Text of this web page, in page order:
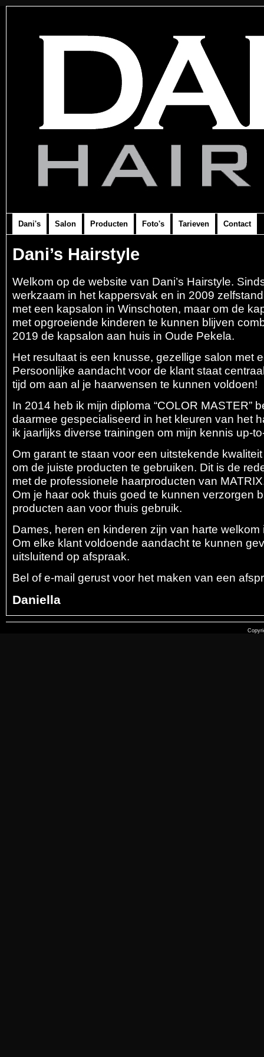
Dani's Salon Producten Foto's Tarieven Contact
Dani’s Hairstyle
Welkom op de website van Dani’s Hairstyle.
werkzaam in het kappersvak en in 2009
met een kapsalon in Winschoten, maar om de
met opgroeiende kinderen te kunnen blijven
2019 de kapsalon aan huis in Oude Pekela.
Het resultaat is een knusse, gezellige salon met
Persoonlijke aandacht voor de klant staat
tijd om aan al je haarwensen te kunnen voldoen!
In 2014 heb ik mijn diploma “COLOR MASTER”
daarmee gespecialiseerd in het kleuren van het
ik jaarlijks diverse trainingen om mijn kennis up-
Om garant te staan voor een uitstekende
om de juiste producten te gebruiken. Dit is de
met de professionele haarproducten van
Om je haar ook thuis goed te kunnen verzorgen
producten aan voor thuis gebruik.
Dames, heren en kinderen zijn van harte welkom
Om elke klant voldoende aandacht te kunnen
uitsluitend op afspraak.
Bel of e-mail gerust voor het maken van een
Daniella